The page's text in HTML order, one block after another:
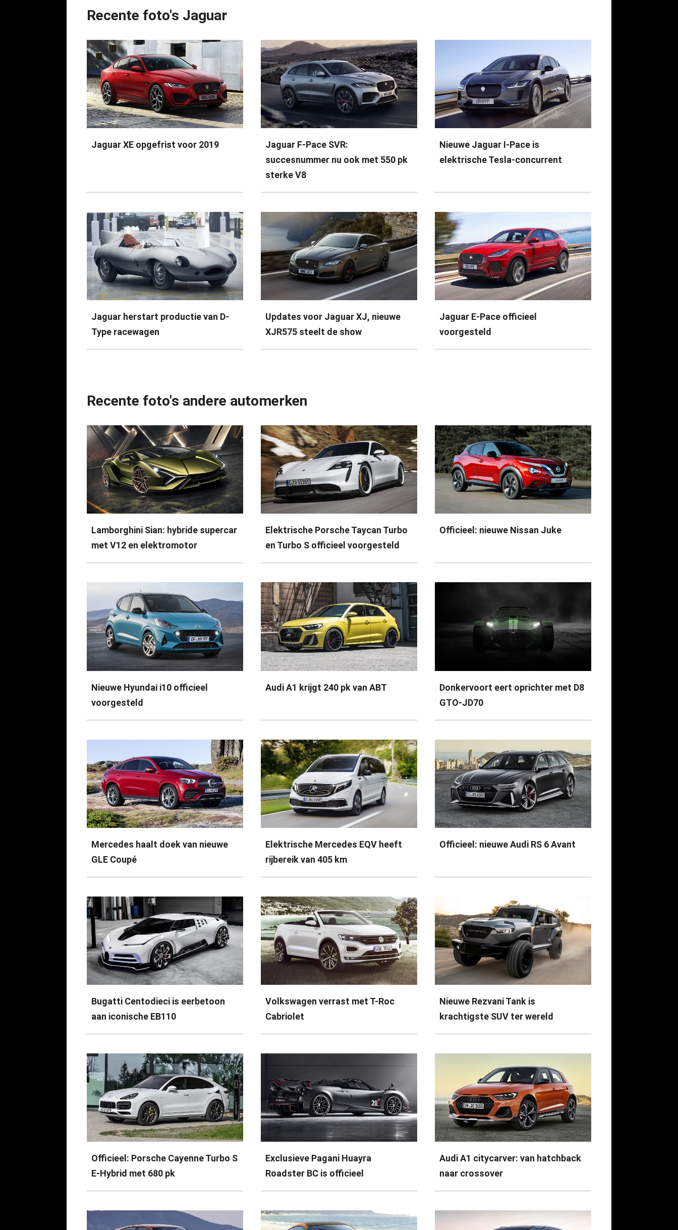
Recente foto's Jaguar
Jaguar XE opgefrist voor 2019
Jaguar F-Pace SVR:
succesnummer nu ook met 550 pk
sterke V8
Nieuwe Jaguar I-Pace is
elektrische Tesla-concurrent
Jaguar herstart productie van D-
Type racewagen
Updates voor Jaguar XJ, nieuwe
XJR575 steelt de show
Jaguar E-Pace officieel
voorgesteld
Recente foto's andere automerken
Lamborghini Sian: hybride supercar
met V12 en elektromotor
Elektrische Porsche Taycan Turbo
en Turbo S officieel voorgesteld
Officieel: nieuwe Nissan Juke
Nieuwe Hyundai i10 officieel
voorgesteld
Audi A1 krijgt 240 pk van ABT
Donkervoort eert oprichter met D8
GTO-JD70
Mercedes haalt doek van nieuwe
GLE Coupé
Elektrische Mercedes EQV heeft
rijbereik van 405 km
Officieel: nieuwe Audi RS 6 Avant
Bugatti Centodieci is eerbetoon
aan iconische EB110
Volkswagen verrast met T-Roc
Cabriolet
Nieuwe Rezvani Tank is
krachtigste SUV ter wereld
Officieel: Porsche Cayenne Turbo S
E-Hybrid met 680 pk
Exclusieve Pagani Huayra
Roadster BC is officieel
Audi A1 citycarver: van hatchback
naar crossover